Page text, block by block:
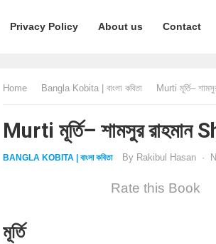
Privacy Policy About us Contact
Home Bangla Kobita | বাংলা কবিতা Murti মূর্তি–
Murti মূর্তি– শামসুর
BANGLA KOBITA | বাংলা কবিতা By Rakibul Hasan ·
Rate this Book
মূর্তি